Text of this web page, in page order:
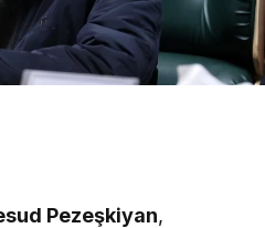
Pezeşkiyan,